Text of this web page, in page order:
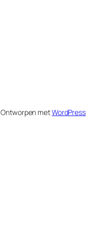
Ontworpen metWordPress